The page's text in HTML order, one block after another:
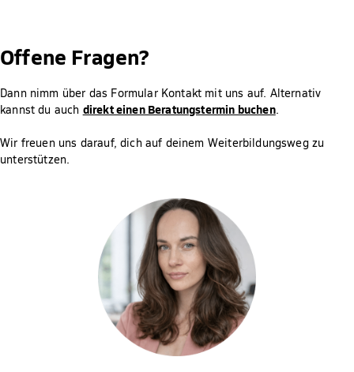
Offene Fragen?
Dann nimm über das Formular Kontakt mit uns auf. Alternativ
kannst du auch direkt einen Beratungstermin buchen.
Wir freuen uns darauf, dich auf deinem Weiterbildungsweg zu
unterstützen.